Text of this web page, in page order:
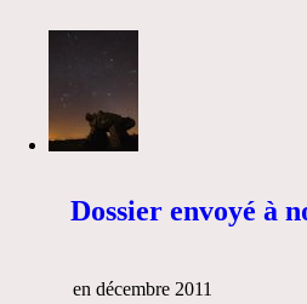
Dossier envoyé à
en décembre 2011